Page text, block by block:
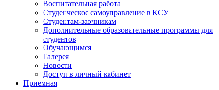
Воспитательная работа
Студенческое самоуправление в КСУ
Студентам-заочникам
Дополнительные образовательные программы для
студентов
Обучающимся
Галерея
Новости
Доступ в личный кабинет
Приемная